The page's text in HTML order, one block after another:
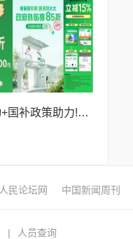
创新驱动+国补政策助力!好太太全面展现品牌实力
人民论坛网 中国新闻周刊
| 人员查询